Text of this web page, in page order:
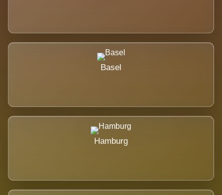
Basel
Hamburg